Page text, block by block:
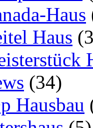
Haus
Haus
(34)
Hausbau